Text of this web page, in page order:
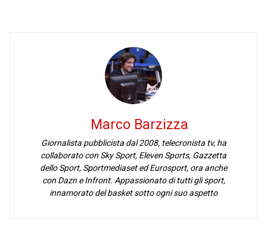
Marco Barzizza
Giornalista pubblicista dal 2008, telecronista tv, ha
collaborato con Sky Sport, Eleven Sports, Gazzetta
dello Sport, Sportmediaset ed Eurosport, ora anche
con Dazn e Infront. Appassionato di tutti gli sport,
innamorato del basket sotto ogni suo aspetto